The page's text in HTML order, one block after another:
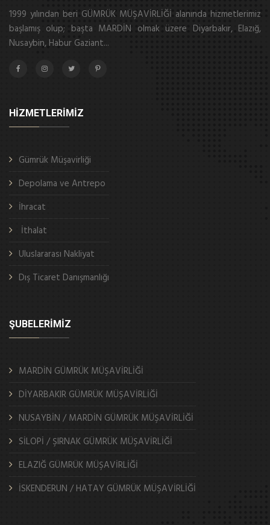
1999 yılından beri GÜMRÜK MÜŞAVİRLİĞİ alanında hizmetlerimiz
başlamış olup; başta MARDİN olmak üzere Diyarbakır, Elazığ,
Nusaybin, Habur Gaziant...
HIZMETLERIMIZ
Gümrük Müşavirliği
Depolama ve Antrepo
İhracat
İthalat
Uluslararası Nakliyat
Dış Ticaret Danışmanlığı
ŞUBELERIMIZ
MARDİN GÜMRÜK MÜŞAVİRLİĞİ
DİYARBAKIR GÜMRÜK MÜŞAVİRLİĞİ
NUSAYBİN / MARDİN GÜMRÜK MÜŞAVİRLİĞİ
SİLOPİ / ŞIRNAK GÜMRÜK MÜŞAVİRLİĞİ
ELAZIĞ GÜMRÜK MÜŞAVİRLİĞİ
İSKENDERUN / HATAY GÜMRÜK MÜŞAVİRLİĞİ